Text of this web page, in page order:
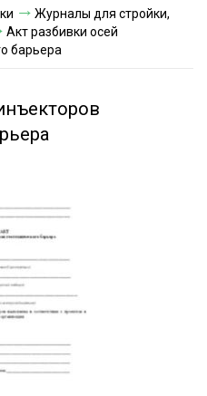
оплаты
скидки
Журналы для стройки,
Акт разбивки осей
барьера